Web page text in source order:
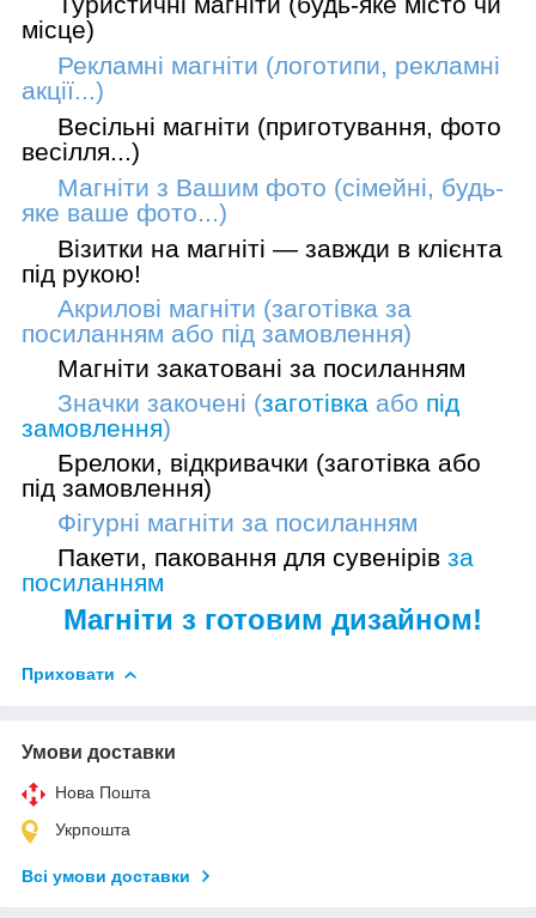
місце)
Рекламні магніти (логотипи, рекламні
акції...)
Весільні магніти (приготування, фото
весілля...)
Магніти з Вашим фото (сімейні, будь-
яке ваше фото...)
Візитки на магніті — завжди в клієнта
під рукою!
Акрилові магніти (заготівка за
посиланням або під замовлення)
Магніти закатовані за посиланням
Значки закочені (заготівка або під
замовлення)
Брелоки, відкривачки (заготівка або
під замовлення)
Фігурні магніти за посиланням
Пакети, паковання для сувенірів за
посиланням
Магніти з готовим дизайном!
Приховати
Умови доставки
Нова Пошта
Укрпошта
Всі умови доставки